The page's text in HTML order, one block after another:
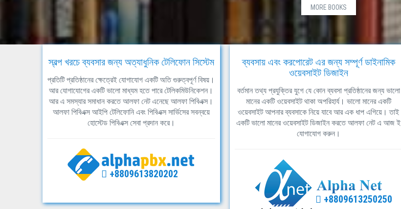
MORE BOOKS
স্বল্প খরচে ব্যবসার জন্য অত্যাধুনিক টেলিফোন সিস্টেম
প্রতিটি প্রতিষ্ঠানের ক্ষেত্রেই যোগাযোগ একটি অতি গুরুত্বপূর্ণ বিষয়।
আর যোগাযোগের একটি ভালো মাধ্যম হতে পারে টেলিকমিউনিকেশন।
আর এ সমস্যার সমাধান করতে আলফা নেট এনেছে আলফা পিবিএক্স।
আলফা পিবিএক্স আইপি টেলিফোনি এবং পিবিএক্স সার্ভিসের সবন্বয়ে
হোস্টেড পিবিএক্স সেবা প্রদান করে।
+8809613820202
ব্যবসায় এবং করপোরেট এর জন্য সম্পূর্ণ ডাইনামিক
ওয়েবসাইট ডিজাইন
বর্তমান তথ্য প্রযুক্তির যুগে যে কোন ব্যবসা প্রতিষ্ঠানের জন্য ভালো
মানের একটি ওয়েবসাইট থাকা অপরিহার্য। ভালো মানের একটি
ওয়েবসাইট আপনার ব্যবসাকে নিয়ে যাবে আর এক ধাপ এগিয়ে। তাই
একটি ভালো মানের ওয়েবসাইট ডিজাইন করতে আলফা নেট এ আজ ই
যোগাযোগ করুন।
+8809613250250